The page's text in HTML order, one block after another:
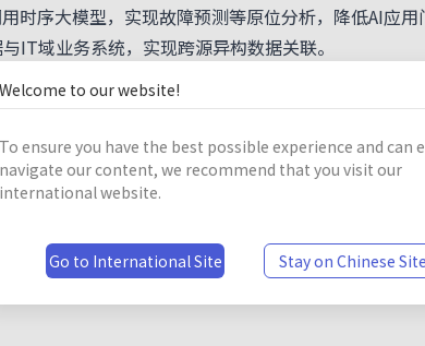
大模型，实现故障预测等原位分析，降低AI应用
域业务系统，实现跨源异构数据关联。
存储分配，提升资源利用率。
实时监控到预测决策的闭环，避免海量数据迁移带
代，时序数据库IoTDB通过性能（Performance
网数据基座的价值公式。
正理解设备语言与工业基因的数据库，已成为企业
Welcome to our website!
To ensure you have the best possible experience and can
navigate our content, we recommend that you visit our
international website.
Go to International Site Stay on Chinese Site